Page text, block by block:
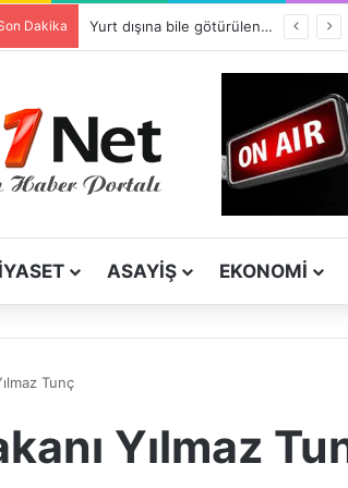
Dakika Yurt dışına bile götürülen Kırıkkale simidi listede neden yok?
ASAYIŞ EKONOMI
Tunç
Yılmaz